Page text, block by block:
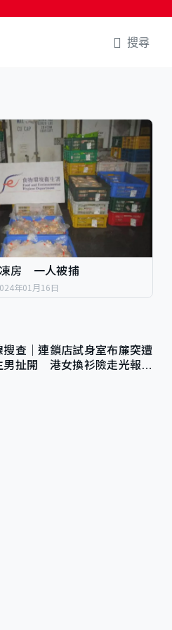
搜尋
房 一人被捕
年01月16日
搜查｜連鎖店試身室布簾突遭
男扯開 港女換衫險走光報